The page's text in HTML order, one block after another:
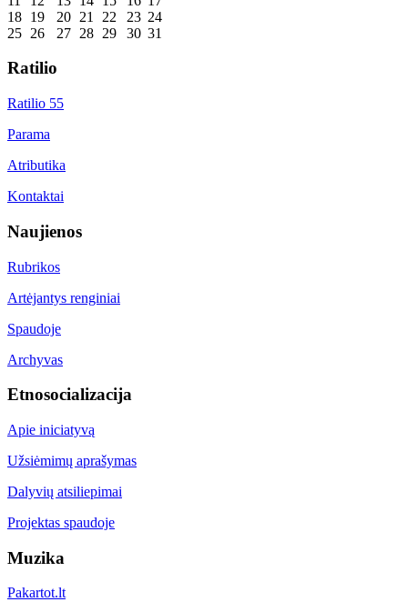
18 19 20 21 22 23 24
25 26 27 28 29 30 31
Ratilio
Ratilio 55
Parama
Atributika
Kontaktai
Naujienos
Rubrikos
Artėjantys renginiai
Spaudoje
Archyvas
Etnosocializacija
Apie iniciatyvą
Užsiėmimų aprašymas
Dalyvių atsiliepimai
Projektas spaudoje
Muzika
Pakartot.lt